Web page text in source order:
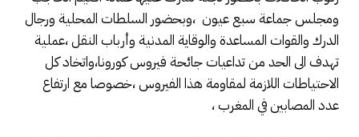
ومجلس جماعة سبع عيون ،وبحضور السلطات المحلية ورجال
الدرك والقوات المساعدة والوقاية المدنية وأرباب النقل ،عملية
تهدف الى الحد من تداعيات جائحة فيروس كورونا،واتخاد كل
الاحتياطات اللازمة لمقاومة هذا الفيروس ،خصوصا مع ارتفاع
عدد المصابين في المغرب ،